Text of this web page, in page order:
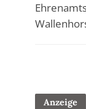
Anzeige